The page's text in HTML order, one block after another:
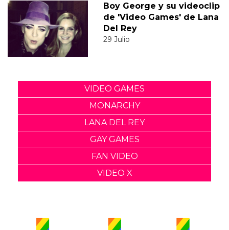
Boy George y su videoclip
de 'Video Games' de Lana
Del Rey
29 Julio
VIDEO GAMES
MONARCHY
LANA DEL REY
GAY GAMES
FAN VIDEO
VIDEO X